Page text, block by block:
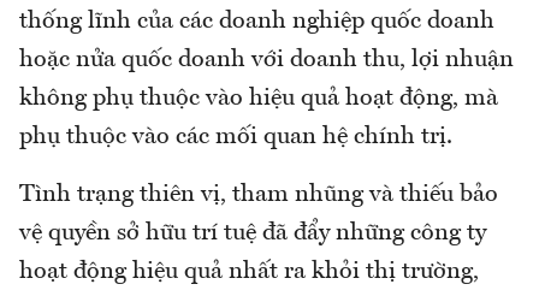
thống lĩnh của các doanh nghiệp quốc doanh
hoặc nửa quốc doanh với doanh thu, lợi nhuận
không phụ thuộc vào hiệu quả hoạt động, mà
phụ thuộc vào các mối quan hệ chính trị.
Tình trạng thiên vị, tham nhũng và thiếu bảo
vệ quyền sở hữu trí tuệ đã đẩy những công ty
hoạt động hiệu quả nhất ra khỏi thị trường,